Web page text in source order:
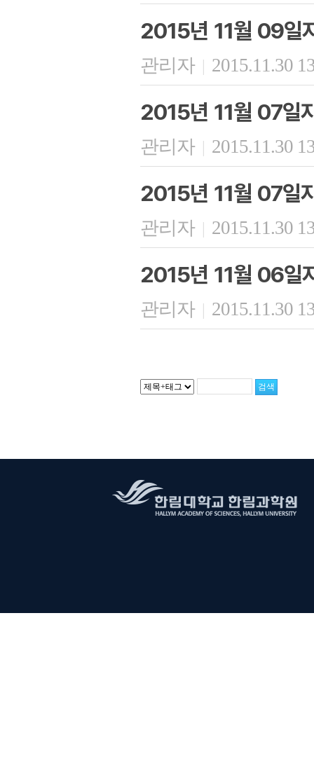
2015년 11월 09일
관리자 | 2015.11.30
2015년 11월 07일
관리자 | 2015.11.30
2015년 11월 07일
관리자 | 2015.11.30
2015년 11월 06일
관리자 | 2015.11.30